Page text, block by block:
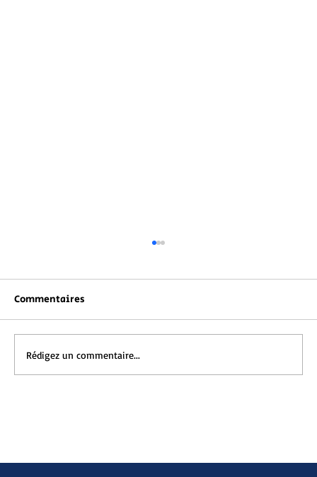
auteure camerounaise
Commentaires
Rédigez un commentaire...